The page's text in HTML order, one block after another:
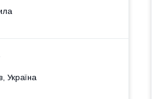
Україна